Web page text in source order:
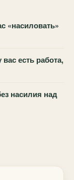
«насиловать»
есть работа,
насилия над